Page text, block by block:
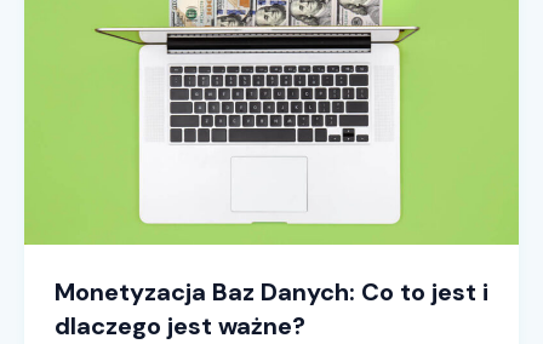
Monetyzacja Baz Danych: Co to jest i
dlaczego jest ważne?